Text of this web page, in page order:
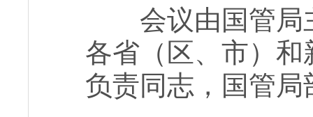
会议由国管局
各省（区、市）
负责同志，国管